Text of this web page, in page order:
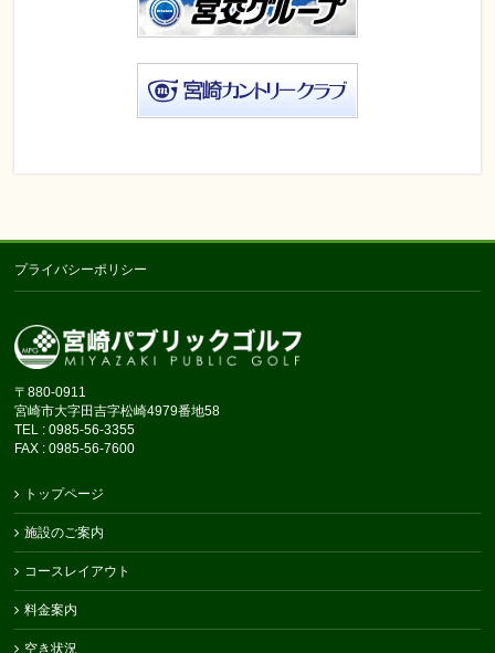
プライバシーポリシー
〒880-0911
宮崎市大字田吉字松崎4979番地58
TEL : 0985-56-3355
FAX : 0985-56-7600
トップページ
施設のご案内
コースレイアウト
料金案内
空き状況